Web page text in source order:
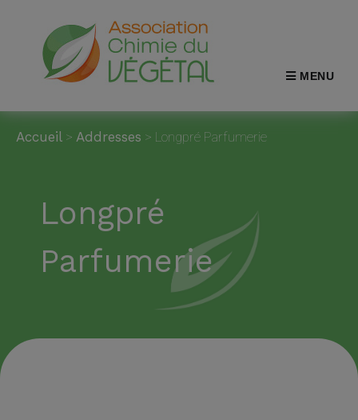
MENU
Accueil > Addresses > Longpré Parfumerie
Longpré
Parfumerie